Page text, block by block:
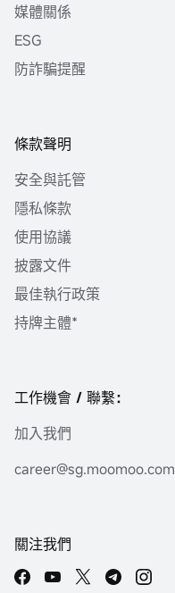
媒體關係
ESG
防詐騙提醒
條款聲明
安全與託管
隱私條款
使用協議
披露文件
最佳執行政策
持牌主體*
工作機會 / 聯繫：
加入我們
career@sg.moomoo.com
關注我們